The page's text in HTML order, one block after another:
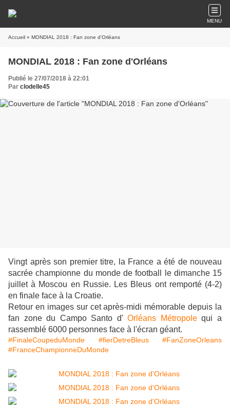
MENU
Accueil » MONDIAL 2018 : Fan zone d'Orléans
MONDIAL 2018 : Fan zone d'Orléans
Publié le 27/07/2018 à 22:01
Par clodelle45
Vingt après son premier titre, la France a été de nouveau
sacrée championne du monde de football le dimanche 15
juillet à Moscou en Russie. Les Bleus ont remporté (4-2)
en finale face à la Croatie.
Retour en images sur cet après-midi mémorable depuis la
fan zone du Campo Santo d'Orléans Métropolequi a
rassemblé 6000 personnes face à l'écran géant.
#FinaleCoupeduMonde #fierDetreBleus
#FanZoneOrleans
#FranceChampionneDuMonde